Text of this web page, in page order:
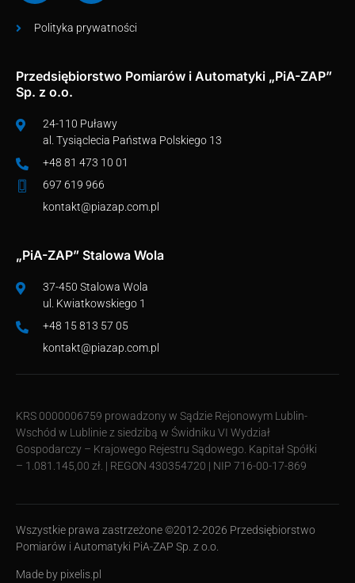
Polityka prywatności
Przedsiębiorstwo Pomiarów i Automatyki „PiA-ZAP”
Sp. z o.o.
24-110 Puławy
al. Tysiąclecia Państwa Polskiego 13
+48 81 473 10 01
697 619 966
kontakt@piazap.com.pl
„PiA-ZAP” Stalowa Wola
37-450 Stalowa Wola
ul. Kwiatkowskiego 1
+48 15 813 57 05
kontakt@piazap.com.pl
KRS 0000006759 prowadzony w Sądzie Rejonowym Lublin-
Wschód w Lublinie z siedzibą w Świdniku VI Wydział
Gospodarczy – Krajowego Rejestru Sądowego. Kapitał Spółki
– 1.081.145,00 zł. | REGON 430354720 | NIP 716-00-17-869
Wszystkie prawa zastrzeżone ©2012-2026 Przedsiębiorstwo
Pomiarów i Automatyki PiA-ZAP Sp. z o.o.
Made by pixelis.pl